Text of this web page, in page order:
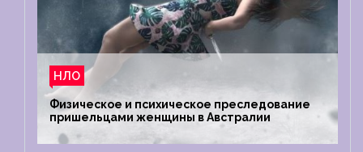
НЛО
Физическое и психическое преследование
пришельцами женщины в Австралии